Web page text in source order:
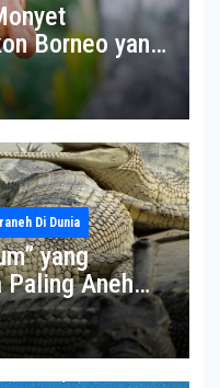
Borneo yang
Di Dunia
yang
Paling Aneh
Sungai India